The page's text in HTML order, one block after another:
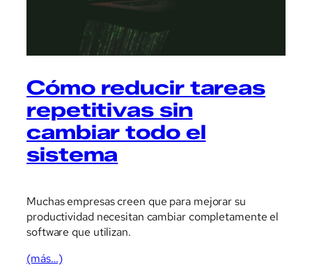
Cómo reducir tareas
repetitivas sin
cambiar todo el
sistema
Muchas empresas creen que para mejorar su
productividad necesitan cambiar completamente el
software que utilizan.
(más…)